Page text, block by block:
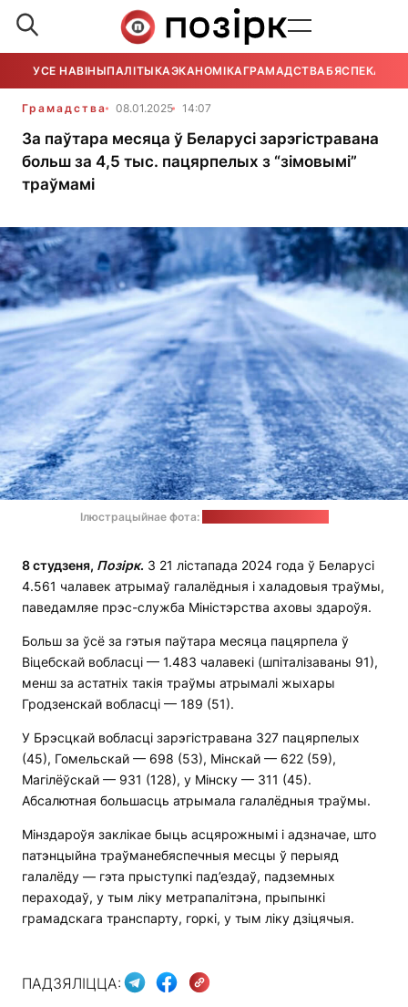
УСЕ НАВІНЫПАЛІТЫКАЭКАНОМІКАГРАМАДСТВАБЯСПЕКА
Грамадства 08.01.2025 14:07
За паўтара месяца ў Беларусі зарэгістравана
больш за 4,5 тыс. пацярпелых з “зімовымі”
траўмамі
Ілюстрацыйнае фота:
8 студзеня, Позірк. З 21 лістапада 2024 года ў Беларусі
4.561 чалавек атрымаў галалёдныя і халадовыя траўмы,
паведамляе прэс-служба Міністэрства аховы здароўя.
Больш за ўсё за гэтыя паўтара месяца пацярпела ў
Віцебскай вобласці — 1.483 чалавекі (шпіталізаваны 91),
менш за астатніх такія траўмы атрымалі жыхары
Гродзенскай вобласці — 189 (51).
У Брэсцкай вобласці зарэгістравана 327 пацярпелых
(45), Гомельскай — 698 (53), Мінскай — 622 (59),
Магілёўскай — 931 (128), у Мінску — 311 (45).
Абсалютная большасць атрымала галалёдныя траўмы.
Мінздароўя заклікае быць асцярожнымі і адзначае, што
патэнцыйна траўманебяспечныя месцы ў перыяд
галалёду — гэта прыступкі пад’ездаў, падземных
пераходаў, у тым ліку метрапалітэна, прыпынкі
грамадскага транспарту, горкі, у тым ліку дзіцячыя.
ПАДЗЯЛІЦЦА: